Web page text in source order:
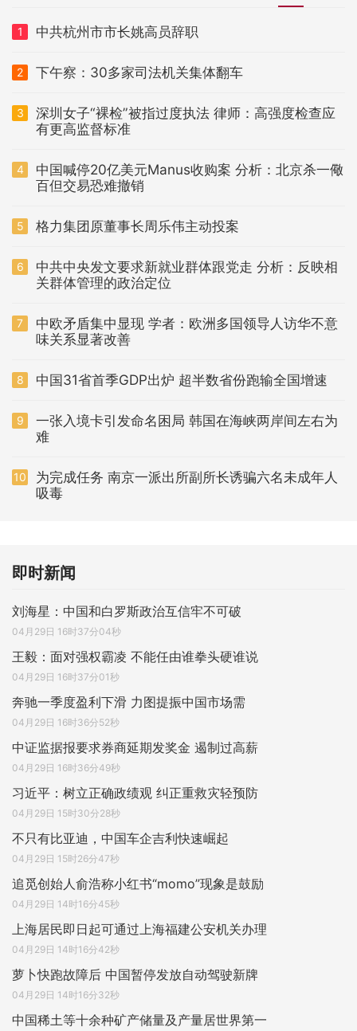
1 中共杭州市市长姚高员辞职
2 下午察：30多家司法机关集体翻车
3
深圳女子“裸检”被指过度执法 律师：高强度检查应
有更高监督标准
4
中国喊停20亿美元Manus收购案 分析：北京杀一儆
百但交易恐难撤销
5 格力集团原董事长周乐伟主动投案
6
中共中央发文要求新就业群体跟党走 分析：反映相
关群体管理的政治定位
7
中欧矛盾集中显现 学者：欧洲多国领导人访华不意
味关系显著改善
8 中国31省首季GDP出炉 超半数省份跑输全国增速
9
一张入境卡引发命名困局 韩国在海峡两岸间左右为
难
10
为完成任务 南京一派出所副所长诱骗六名未成年人
吸毒
即时新闻
刘海星：中国和白罗斯政治互信牢不可破
04月29日 16时37分04秒
王毅：面对强权霸凌 不能任由谁拳头硬谁说
04月29日 16时37分01秒
奔驰一季度盈利下滑 力图提振中国市场需
04月29日 16时36分52秒
中证监据报要求券商延期发奖金 遏制过高薪
04月29日 16时36分49秒
习近平：树立正确政绩观 纠正重救灾轻预防
04月29日 15时30分28秒
不只有比亚迪，中国车企吉利快速崛起
04月29日 15时26分47秒
追觅创始人俞浩称小红书“momo”现象是鼓励
04月29日 14时16分45秒
上海居民即日起可通过上海福建公安机关办理
04月29日 14时16分42秒
萝卜快跑故障后 中国暂停发放自动驾驶新牌
04月29日 14时16分32秒
中国稀土等十余种矿产储量及产量居世界第一